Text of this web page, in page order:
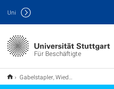
Für Beschäftigte
Uni
Gabelstapler, Wiederholungsunterweisung Stadtmitte